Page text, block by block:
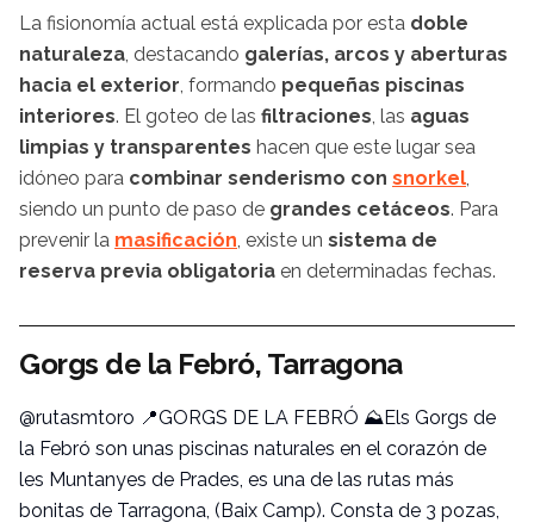
La fisionomía actual está explicada por esta doble
naturaleza, destacando galerías, arcos y aberturas
hacia el exterior, formando pequeñas piscinas
interiores. El goteo de las filtraciones, las aguas
limpias y transparentes hacen que este lugar sea
idóneo para combinar senderismo con snorkel,
siendo un punto de paso de grandes cetáceos. Para
prevenir la masificación, existe un sistema de
reserva previa obligatoria en determinadas fechas.
Gorgs de la Febró, Tarragona
@rutasmtoro 📍GORGS DE LA FEBRÓ ⛰️Els Gorgs de
la Febró son unas piscinas naturales en el corazón de
les Muntanyes de Prades, es una de las rutas más
bonitas de Tarragona, (Baix Camp). Consta de 3 pozas,